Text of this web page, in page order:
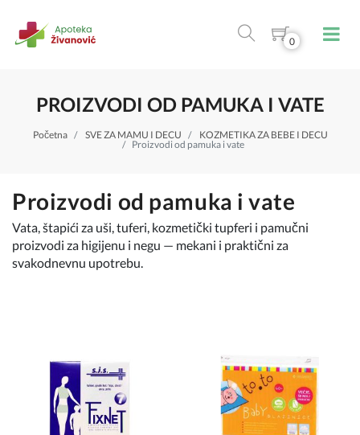
0
PROIZVODI OD PAMUKA I VATE
Početna SVE ZA MAMU I DECU
KOZMETIKA ZA BEBE I DECU
Proizvodi od pamuka i vate
Proizvodi od pamuka i vate
Vata, štapići za uši, tuferi, kozmetički tupferi i pamučni
proizvodi za higijenu i negu — mekani i praktični za
svakodnevnu upotrebu.